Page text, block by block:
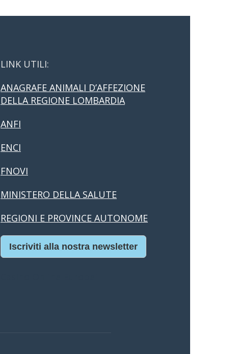
LINK UTILI:
ANAGRAFE ANIMALI D’AFFEZIONE
DELLA REGIONE LOMBARDIA
ANFI
ENCI
FNOVI
MINISTERO DELLA SALUTE
REGIONI E PROVINCE AUTONOME
Iscriviti alla nostra newsletter